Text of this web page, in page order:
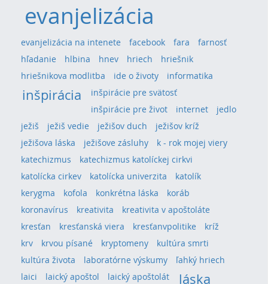
evanjelizácia
evanjelizácia na intenete facebook fara
farnosť
hľadanie
hlbina hnev hriech
hriešnik
hriešnikova modlitba
ide o životy informatika
inšpirácia
inšpirácie pre svätosť
inšpirácie pre život
internet
jedlo
ježiš
ježiš vedie ježišov duch
ježišov kríž
ježišova láska
ježišove zásluhy
k - rok mojej viery
katechizmus
katechizmus katolíckej cirkvi
katolícka cirkev
katolícka univerzita
katolík
kerygma
kofola konkrétna láska
koráb
koronavírus
kreativita
kreativita v apoštoláte
kresťan
kresťanská viera kresťanvpolitike
kríž
krv
krvou písané kryptomeny
kultúra smrti
kultúra života
laboratórne výskumy
ľahký hriech
laici
laický apoštol laický apoštolát láska